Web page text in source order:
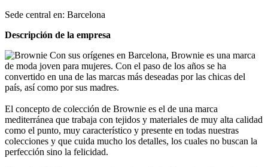
Sede central en: Barcelona
Descripción de la empresa
Con sus orígenes en Barcelona, Brownie es una marca
de moda joven para mujeres. Con el paso de los años se ha
convertido en una de las marcas más deseadas por las chicas del
país, así como por sus madres.
El concepto de colección de Brownie es el de una marca
mediterránea que trabaja con tejidos y materiales de muy alta calidad
como el punto, muy característico y presente en todas nuestras
colecciones y que cuida mucho los detalles, los cuales no buscan la
perfección sino la felicidad.